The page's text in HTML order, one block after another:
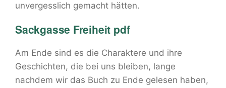
unvergesslich gemacht hätten.
Sackgasse Freiheit pdf
Am Ende sind es die Charaktere und ihre
Geschichten, die bei uns bleiben, lange
nachdem wir das Buch zu Ende gelesen haben,